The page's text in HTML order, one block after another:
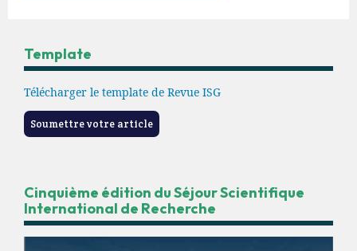
Template
Télécharger le template de Revue ISG
Soumettre votre article
Cinquième édition du Séjour Scientifique
International de Recherche